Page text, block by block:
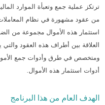
ترتكز عملية جمع وتعبأة الموارد
من عقود مشهورة في نظام المعاملات
استثمار هذه الأموال مجموعة من
العلاقة بين أطراف هذه العقود
ومتخصص في طرق وأدوات جمع
أدوات استثمار هذه الأموال.
الهدف العام من هذا البرنامج